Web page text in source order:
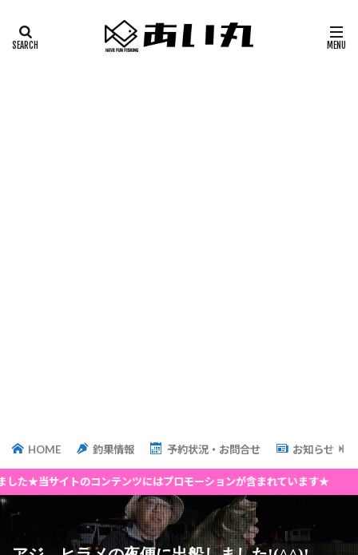
HOME 釣果情報 予約状況・お問合せ お知らせ
ンテンツにはプロモーションが含まれています★